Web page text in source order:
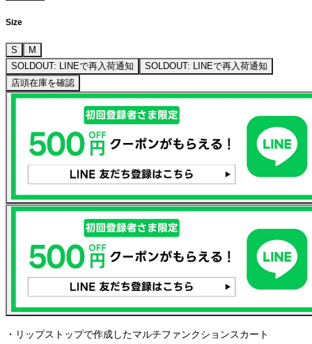
Size
S
M
SOLDOUT: LINEで再入荷通知
SOLDOUT: LINEで再入荷通知
店頭在庫を確認
・リップストップで作成したマルチファンクションスカート